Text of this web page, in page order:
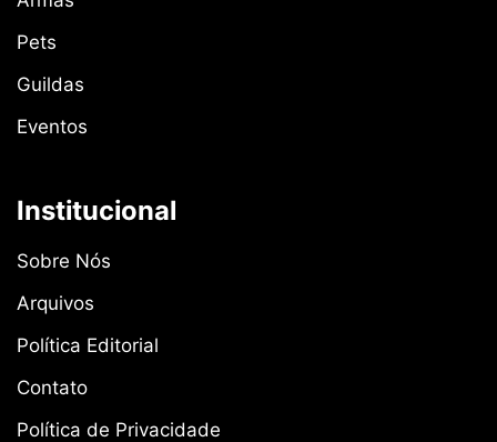
Pets
Guildas
Eventos
Institucional
Sobre Nós
Arquivos
Política Editorial
Contato
Política de Privacidade